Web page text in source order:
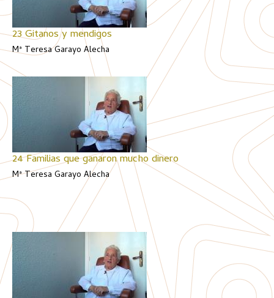
23 Gitanos y mendigos
Mª Teresa Garayo Alecha
24 Familias que ganaron mucho dinero
Mª Teresa Garayo Alecha